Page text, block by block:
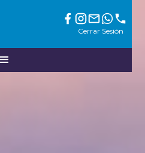
Cerrar Sesión